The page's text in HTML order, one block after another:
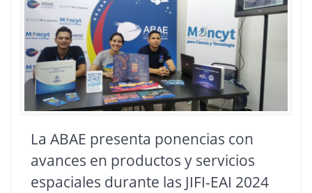
La ABAE presenta ponencias con
avances en productos y servicios
espaciales durante las JIFI-EAI 2024